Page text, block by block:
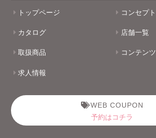
トップページ コンセプト
カタログ 店舗一覧
取扱商品 コンテンツ
求人情報
WEB COUPON
予約はコチラ